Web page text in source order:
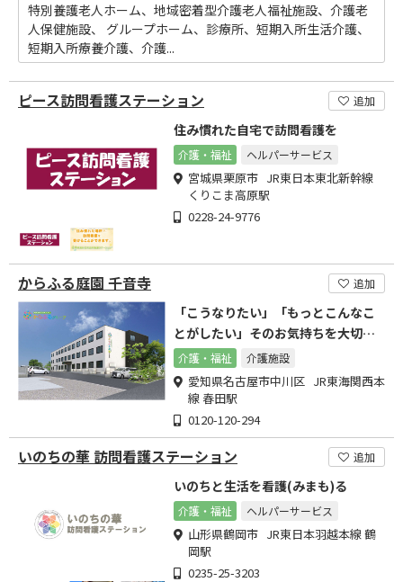
特別養護老人ホーム、地域密着型介護老人福祉施設、介護老
人保健施設、 グループホーム、診療所、短期入所生活介護、
短期入所療養介護、介護...
ピース訪問看護ステーション 追加
住み慣れた自宅で訪問看護を
介護・福祉 ヘルパーサービス
宮城県栗原市 JR東日本東北新幹線
くりこま高原駅
0228-24-9776
からふる庭園 千音寺 追加
「こうなりたい」「もっとこんなこ
とがしたい」そのお気持ちを大切に
します
介護・福祉 介護施設
愛知県名古屋市中川区 JR東海関西本
線 春田駅
0120-120-294
いのちの華 訪問看護ステーション 追加
いのちと生活を看護(みまも)る
介護・福祉 ヘルパーサービス
山形県鶴岡市 JR東日本羽越本線 鶴
岡駅
0235-25-3203